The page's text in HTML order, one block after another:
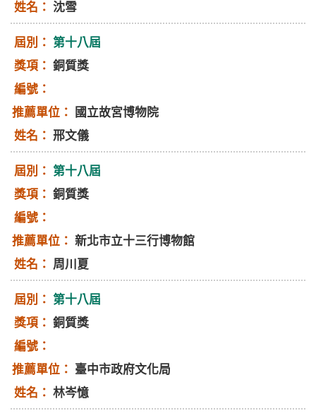
沈雪
第十八屆
銅質獎
國立故宮博物院
邢文儀
第十八屆
銅質獎
新北市立十三行博物館
周川夏
第十八屆
銅質獎
臺中市政府文化局
林岑憶